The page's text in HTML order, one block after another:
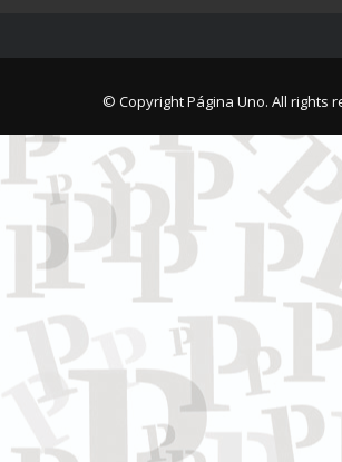
© Copyright Página Uno. All rights